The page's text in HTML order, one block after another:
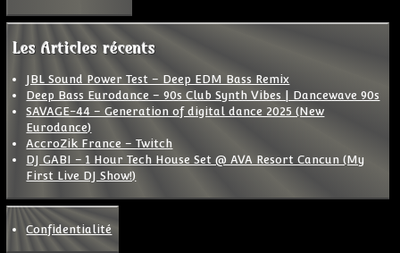
Les Articles récents
JBL Sound Power Test – Deep EDM Bass Remix
Deep Bass Eurodance – 90s Club Synth Vibes | Dancewave 90s
SAVAGE-44 – Generation of digital dance 2025 (New
Eurodance)
AccroZik France – Twitch
DJ GABI – 1 Hour Tech House Set @ AVA Resort Cancun (My
First Live DJ Show!)
Confidentialité